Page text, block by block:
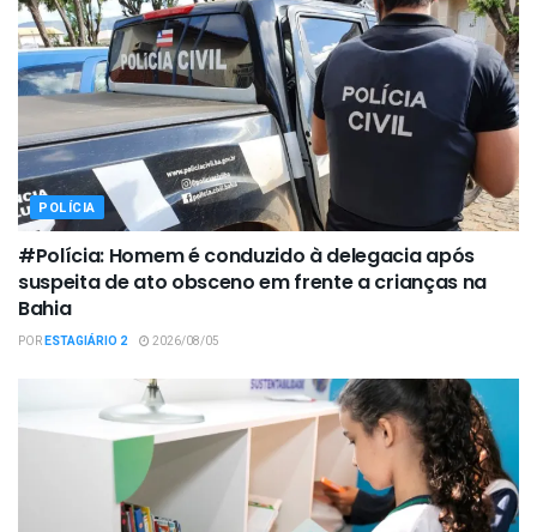
POLÍCIA
#Polícia: Homem é conduzido à delegacia após
suspeita de ato obsceno em frente a crianças na
Bahia
PORESTAGIÁRIO 2 2026/08/05